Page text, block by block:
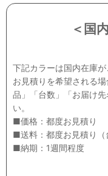
＜国
下記カラーは国内在庫が
お見積りを希望される
品」「台数」「お届け
い。
■価格：都度お見積り
■送料：都度お見積り（
■納期：1週間程度